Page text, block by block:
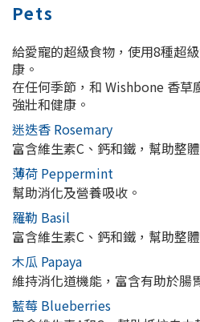
Pets
給愛寵的超級食物，使用8種超
康。
在任何季節，和 Wishbone 香草
強壯和健康。
迷迭香 Rosemary
富含維生素C、鈣和鐵，幫助整
薄荷 Peppermint
幫助消化及營養吸收。
羅勒 Basil
富含維生素C、鈣和鐵，幫助整
木瓜 Papaya
維持消化道機能，富含有助於腸
藍莓 Blueberries